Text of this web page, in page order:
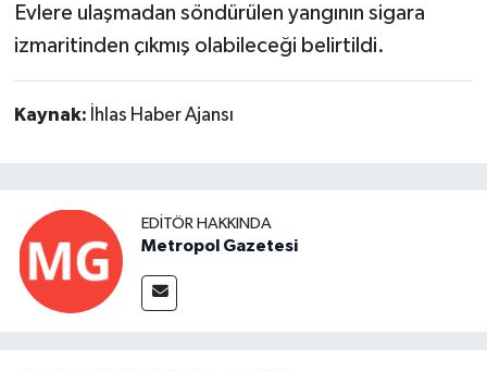
Evlere ulaşmadan söndürülen yangının sigara
izmaritinden çıkmış olabileceği belirtildi.
Kaynak: İhlas Haber Ajansı
EDITÖR HAKKINDA
Metropol Gazetesi